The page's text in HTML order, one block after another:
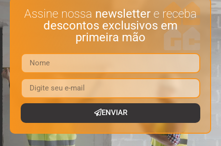
Assine nossa newsletter e receba
descontos exclusivos em
primeira mão
ENVIAR